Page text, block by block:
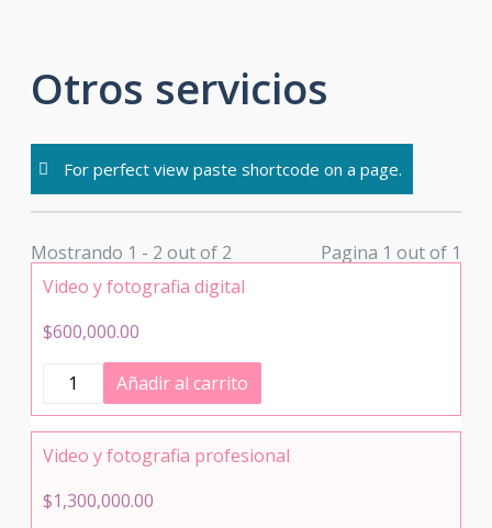
content
Otros servicios
For perfect view paste shortcode on a page.
Mostrando 1 - 2 out of 2
Pagina 1 out of 1
Video y fotografia digital
$600,000.00
Video
fotografia
digital
cantidad
Añadir al carrito
Video y fotografia profesional
$1,300,000.00